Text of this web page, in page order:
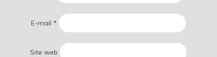
E-mail *
Site web